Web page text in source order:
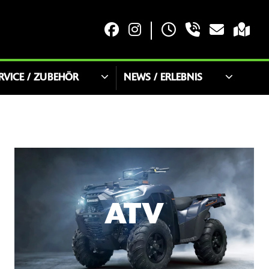
/ ZUBEHÖR NEWS / ERLEBNIS
ATV